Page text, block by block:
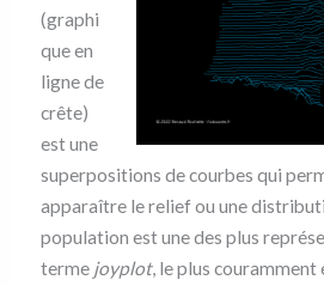
(graphi
que en
ligne de
crête)
est une
superpositions de courbes qui
apparaître le relief ou une
population est une des plus
terme joyplot, le plus couramment